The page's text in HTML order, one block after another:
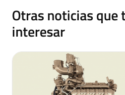
Otras noticias que
interesar